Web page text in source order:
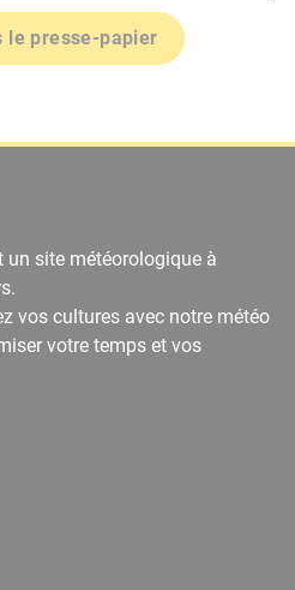
le presse-papier
un site météorologique à
vos cultures avec notre météo
votre temps et vos